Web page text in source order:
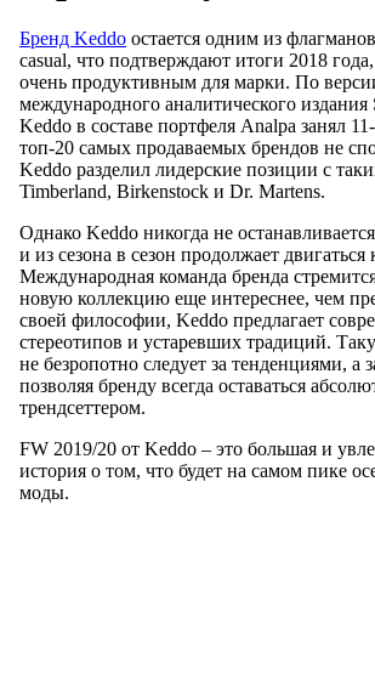
Бренд Keddo остается одним из
casual, что подтверждают итоги 2018
очень продуктивным для марки. По
международного аналитического издания
Keddo в составе портфеля Analpa занял
топ-20 самых продаваемых брендов не
Keddo разделил лидерские позиции с
Timberland, Birkenstock и Dr. Martens.
Однако Keddo никогда не
и из сезона в сезон продолжает
Международная команда бренда
новую коллекцию еще интереснее, чем
своей философии, Keddo предлагает
стереотипов и устаревших традиций.
не безропотно следует за тенденциями, а
позволяя бренду всегда оставаться
трендсеттером.
FW 2019/20 от Keddo – это большая и
история о том, что будет на самом пике
моды.